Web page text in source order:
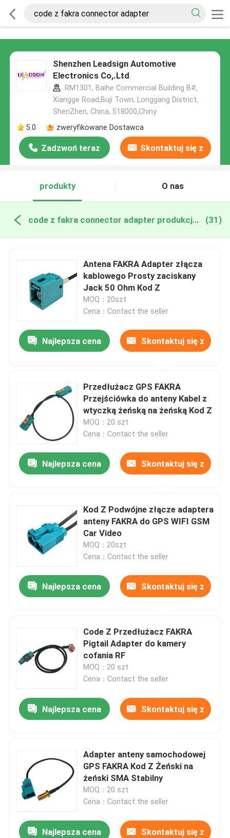
Shenzhen Leadsign Automotive
Electronics Co,.Ltd
RM1301, Baihe Commercial Building B#,
Xiangge Road,Buji Town, Longgang District,
ShenZhen, China, 518000,Chiny
5.0
zweryfikowane Dostawca
Zadzwoń teraz Skontaktuj się z
produkty
O nas
code z fakra connector adapter produkcja online (31)
Antena FAKRA Adapter złącza
kablowego Prosty zaciskany
Jack 50 Ohm Kod Z
MOQ：20szt
Cena：Contact the seller
Najlepsza cena Skontaktuj się z
Przedłużacz GPS FAKRA
Przejściówka do anteny Kabel z
wtyczką żeńską na żeńską Kod Z
MOQ：20 szt
Cena：Contact the seller
Najlepsza cena Skontaktuj się z
Kod Z Podwójne złącze adaptera
anteny FAKRA do GPS WIFI GSM
Car Video
MOQ：20szt
Cena：Contact the seller
Najlepsza cena Skontaktuj się z
Code Z Przedłużacz FAKRA
Pigtail Adapter do kamery
cofania RF
MOQ：20 szt
Cena：Contact the seller
Najlepsza cena Skontaktuj się z
Adapter anteny samochodowej
GPS FAKRA Kod Z Żeński na
żeński SMA Stabilny
MOQ：20 szt
Cena：Contact the seller
Najlepsza cena Skontaktuj się z